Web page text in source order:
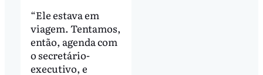
“Ele estava em
viagem. Tentamos,
então, agenda com
o secretário-
executivo, e